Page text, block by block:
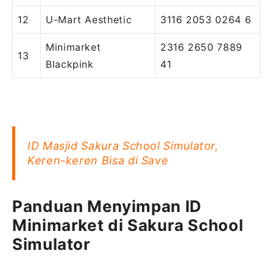
12 U-Mart Aesthetic 3116 2053 0264 6
13
Minimarket
Blackpink
2316 2650 7889
41
ID Masjid Sakura School Simulator,
Keren-keren Bisa di Save
Panduan Menyimpan ID
Minimarket di Sakura School
Simulator